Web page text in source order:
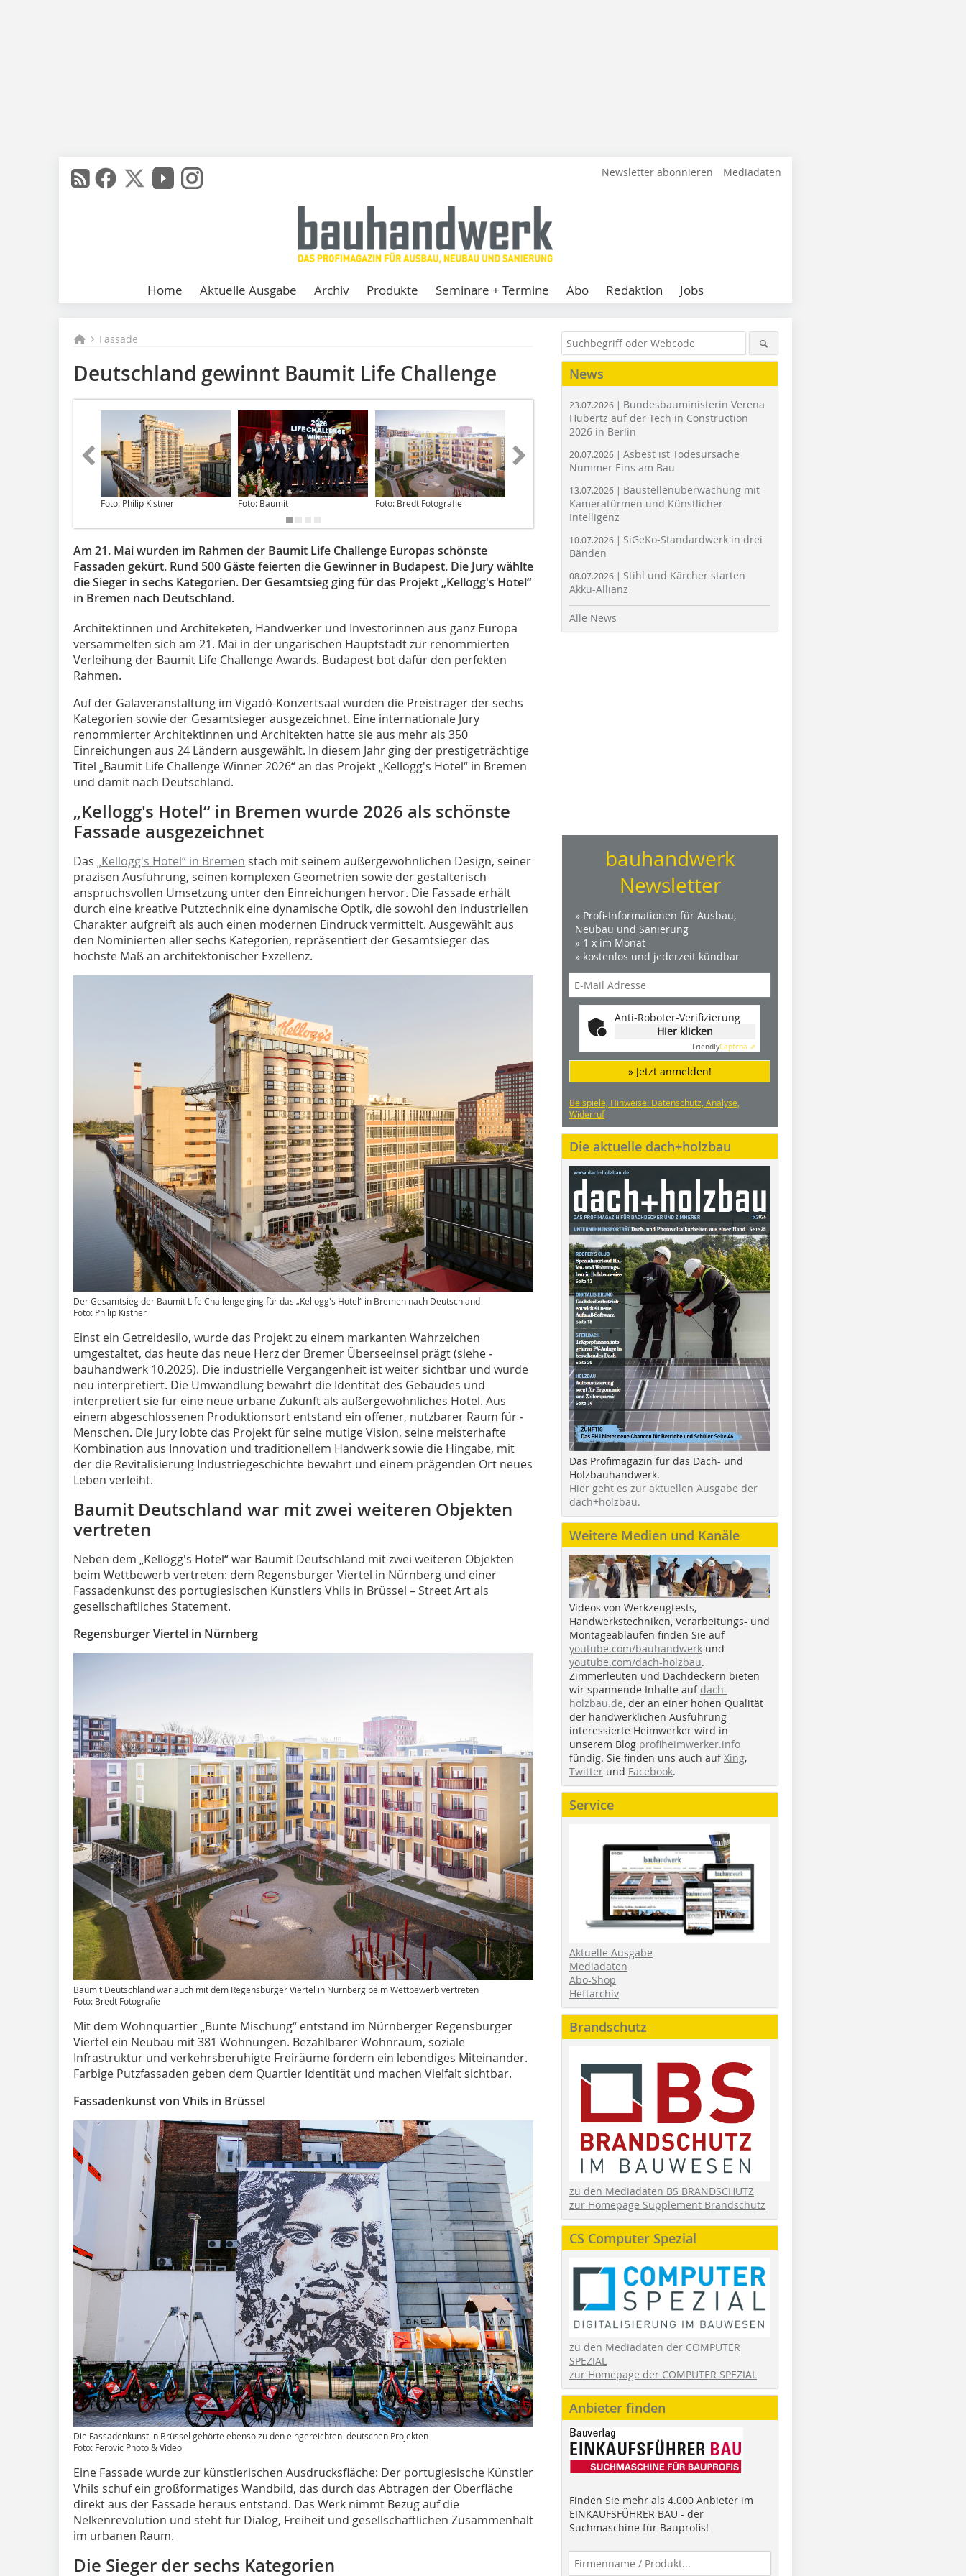
Newsletter abonnieren Mediadaten
Home Aktuelle Ausgabe Archiv Produkte Seminare + Termine Abo Redaktion Jobs
Fassade
Deutschland gewinnt Baumit Life Challenge
Foto: Philip Kistner Foto: Baumit Foto: Bredt Fotografie Foto: Ferovic Photo & Video Foto: Mariusz Lis
Am 21. Mai wurden im Rahmen der Baumit Life Challenge Europas schönste
Fassaden gekürt. Rund 500 Gäste feierten die Gewinner in Budapest. Die Jury wählte
die Sieger in sechs Kategorien. Der Gesamtsieg ging für das Projekt „Kellogg's Hotel“
in Bremen nach Deutschland.
Architektinnen und Architeketen, Handwerker und Investorinnen aus ganz Europa
versammelten sich am 21. Mai in der ungarischen Hauptstadt zur renommierten
Verleihung der Baumit Life Challenge Awards. Budapest bot dafür den perfekten
Rahmen.
Auf der Galaveranstaltung im Vigadó-Konzertsaal wurden die Preisträger der sechs
Kategorien sowie der Gesamtsieger ausgezeichnet. Eine internationale Jury
renommierter Architektinnen und Architekten hatte sie aus mehr als 350
Einreichungen aus 24 Ländern ausgewählt. In diesem Jahr ging der prestigeträchtige
Titel „Baumit Life Challenge Winner 2026“ an das Projekt „Kellogg's Hotel“ in Bremen
und damit nach Deutschland.
„Kellogg's Hotel“ in Bremen wurde 2026 als schönste
Fassade ausgezeichnet
Das „Kellogg's Hotel“ in Bremen stach mit seinem ­außergewöhnlichen Design, seiner
präzisen Aus­führung, seinen komplexen Geometrien sowie der gestalterisch
anspruchsvollen Umsetzung unter den Einreichungen hervor. Die Fassade erhält
durch eine kreative Putztechnik eine dynamische Optik, die ­sowohl den industriellen
Charakter aufgreift als auch einen modernen Eindruck vermittelt. Ausgewählt aus
den Nominierten aller sechs Kategorien, repräsentiert der Gesamtsieger das
höchste Maß an architekto­nischer Exzellenz.
Der Gesamtsieg der Baumit Life Challenge ging für das „Kellogg's Hotel“ in Bremen nach Deutschland
Foto: Philip Kistner
Einst ein Getreidesilo, wurde das Projekt zu einem markanten Wahrzeichen
umgestaltet, das heute das neue Herz der Bremer Überseeinsel prägt (siehe ­
bauhandwerk 10.2025). Die industrielle Vergangenheit ist weiter sichtbar und wurde
neu interpretiert. Die Umwandlung bewahrt die Identität des Gebäudes und
interpretiert sie für eine neue urbane Zukunft als ­außergewöhnliches Hotel. Aus
einem abgeschlossenen Produktionsort entstand ein offener, nutzbarer Raum für ­
Menschen. Die Jury lobte das Projekt für seine mutige Vision, seine meisterhafte
Kombination aus Innovation und traditionellem Handwerk sowie die Hingabe, mit
der die Revitalisierung Industriegeschichte bewahrt und einem prägenden Ort neues
Leben verleiht.
Baumit Deutschland war mit zwei weiteren Objekten
vertreten
Neben dem „Kellogg's Hotel“ war Baumit Deutschland mit zwei weiteren Objekten
beim Wettbewerb vertreten: dem Regensburger Viertel in Nürnberg und einer
Fassadenkunst des portugiesischen Künstlers Vhils in Brüssel – Street Art als
gesellschaftliches Statement.
Regensburger Viertel in Nürnberg
Baumit Deutschland war auch mit dem Regensburger Viertel in Nürnberg beim Wettbewerb vertreten
Foto: Bredt Fotografie
Mit dem Wohnquartier „Bunte Mischung“ entstand im Nürnberger Regensburger
Viertel ein Neubau mit 381 Wohnungen. Bezahlbarer Wohnraum, soziale
Infrastruktur und verkehrsberuhigte Freiräume fördern ein lebendiges Miteinander.
Farbige Putzfassaden geben dem Quartier Identität und machen Vielfalt sichtbar.
Fassadenkunst von Vhils in Brüssel
Die Fassadenkunst in Brüssel gehörte ebenso zu den eingereichten deutschen Projekten
Foto: Ferovic Photo & Video
Eine Fassade wurde zur künstlerischen Ausdrucksfläche: Der portugiesische Künstler
Vhils schuf ein großformatiges Wandbild, das durch das Abtragen der Oberfläche
direkt aus der Fassade heraus entstand. Das Werk nimmt Bezug auf die
Nelkenrevolution und steht für Dialog, Freiheit und gesellschaftlichen ­Zusammenhalt
im urbanen Raum.
Die Sieger der sechs Kategorien
News
23.07.2026 | Bundesbauministerin Verena
Hubertz auf der Tech in Construction
2026 in Berlin
20.07.2026 | Asbest ist Todesursache
Nummer Eins am Bau
13.07.2026 | Baustellenüberwachung mit
Kameratürmen und Künstlicher
Intelligenz
10.07.2026 | SiGeKo-Standardwerk in drei
Bänden
08.07.2026 | Stihl und Kärcher starten
Akku-Allianz
Alle News
bauhandwerk
Newsletter
» Profi-Informationen für Ausbau,
Neubau und Sanierung
» 1 x im Monat
» kostenlos und jederzeit kündbar
Anti-Roboter-Verifizierung
Hier klicken
FriendlyCaptcha ⇗
» Jetzt anmelden!
Beispiele, Hinweise: Datenschutz, Analyse,
Widerruf
Die aktuelle dach+holzbau
Das Profimagazin für das Dach- und
Holzbauhandwerk.
Hier geht es zur aktuellen Ausgabe der
dach+holzbau.
Weitere Medien und Kanäle
Videos von Werkzeugtests,
Handwerkstechniken, Verarbeitungs- und
Montageabläufen finden Sie auf
youtube.com/bauhandwerk und
youtube.com/dach-holzbau.
Zimmerleuten und Dachdeckern bieten
wir spannende Inhalte auf dach-
holzbau.de, der an einer hohen Qualität
der handwerklichen Ausführung
interessierte Heimwerker wird in
unserem Blog profiheimwerker.info
fündig. Sie finden uns auch aufXing,
Twitter und Facebook.
Service
Aktuelle Ausgabe
Mediadaten
Abo-Shop
Heftarchiv
Brandschutz
zu den Mediadaten BS BRANDSCHUTZ
zur Homepage Supplement Brandschutz
CS Computer Spezial
zu den Mediadaten der COMPUTER
SPEZIAL
zur Homepage der COMPUTER SPEZIAL
Anbieter finden
Finden Sie mehr als 4.000 Anbieter im
EINKAUFSFÜHRER BAU - der
Suchmaschine für Bauprofis!